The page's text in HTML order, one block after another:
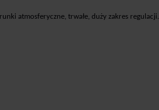
atmosferyczne, trwałe, duży zakres regulacji.